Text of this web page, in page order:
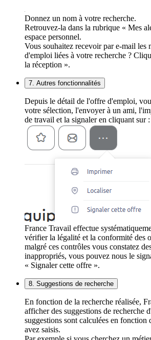
Donnez un nom à votre recherche.
Retrouvez-la dans la rubrique « Mes
espace personnel.
Vous souhaitez recevoir par e-mail les
d'emploi liées à votre recherche ?
la réception ».
7. Autres fonctionnalités
Depuis le détail de l'offre d'emploi,
votre sélection, l'envoyer à un ami,
de travail et la signaler en cliquant sur :
France Travail effectue
vérifier la légalité et la conformité des
malgré ces contrôles vous constatez
inappropriés, vous pouvez nous le
« Signaler cette offre ».
8. Suggestions de recherche
En fonction de la recherche réalisée,
afficher des suggestions de recherche
suggestions sont calculées en fonction
avez saisis.